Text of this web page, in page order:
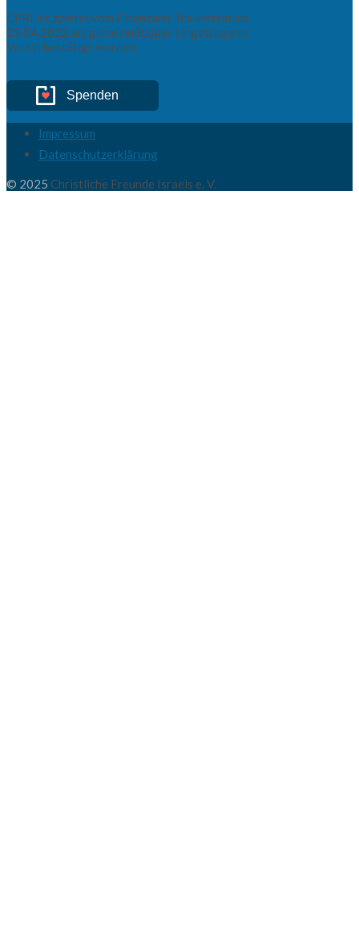
CFRI ist zuletzt vom Finanzamt Traunstein am
25.04.2022 als gemeinnütziger eingetragener
Verein bestätigt worden.
Spenden
Impressum
Datenschutzerklärung
© 2025 Christliche Freunde Israels e. V.